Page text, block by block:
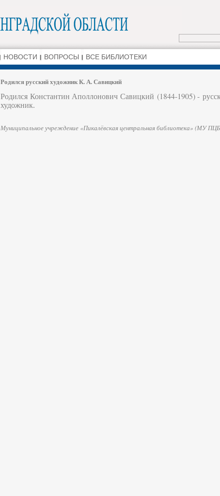
НОВОСТИ ВОПРОСЫ ВСЕ БИБЛИОТЕКИ
Родился русский художник К. А. Савицкий
Родился Константин Аполлонович Савицкий (1844-1905) -
художник.
Муниципальное учреждение «Пикалёвская центральная библиотека» (МУ